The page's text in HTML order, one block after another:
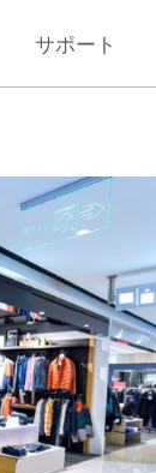
サポート